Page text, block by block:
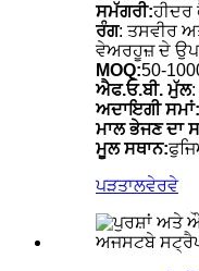
ਸਮੱਗਰੀ:ਹੀਦਰ
ਰੰਗ: ਤਸਵੀਰ
ਵੇਅਰਹੂਜ਼ ਦੇ
MOQ:50-
ਐਫ.ਓ.ਬੀ. ਮੁੱਲ
ਅਦਾਇਗੀ ਸਮਾਂ:
ਮਾਲ ਭੇਜਣ ਦਾ
ਮੂਲ ਸਥਾਨ:
ਪੜਤਾਲਵੇਰਵੇ